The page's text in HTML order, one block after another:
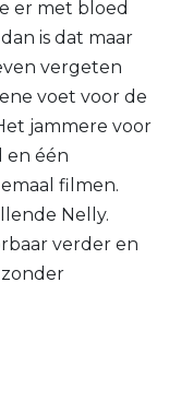
er met bloed
is dat maar
vergeten
voet voor de
jammere voor
en één
filmen.
Nelly.
verder en